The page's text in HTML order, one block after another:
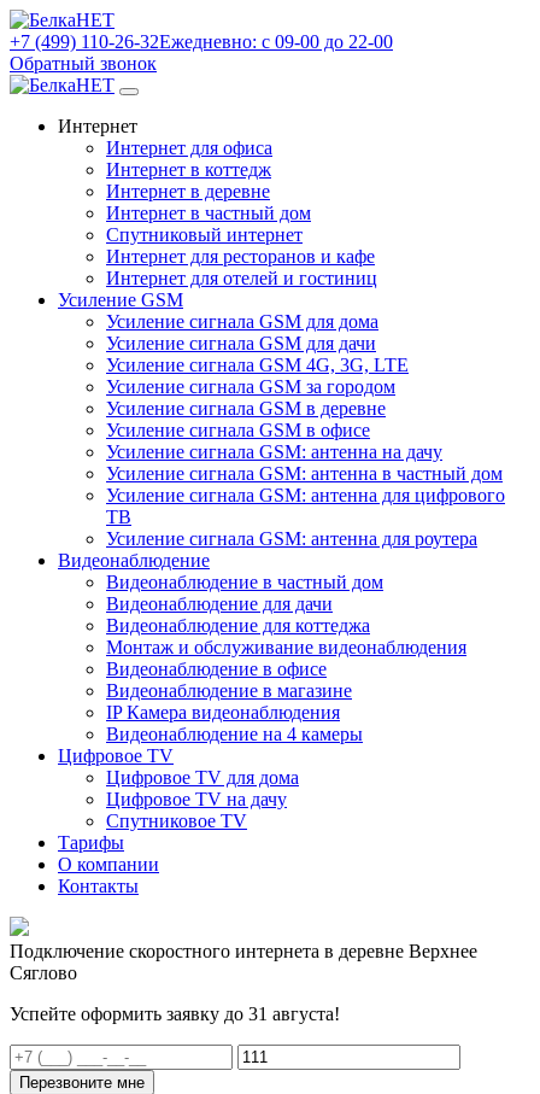
+7 (499) 110-26-32Ежедневно: с 09-00 до 22-00
Обратный звонок
Интернет
Интернет для офиса
Интернет в коттедж
Интернет в деревне
Интернет в частный дом
Спутниковый интернет
Интернет для ресторанов и кафе
Интернет для отелей и гостиниц
Усиление GSM
Усиление сигнала GSM для дома
Усиление сигнала GSM для дачи
Усиление сигнала GSM 4G, 3G, LTE
Усиление сигнала GSM за городом
Усиление сигнала GSM в деревне
Усиление сигнала GSM в офисе
Усиление сигнала GSM: антенна на дачу
Усиление сигнала GSM: антенна в частный дом
Усиление сигнала GSM: антенна для цифрового
ТВ
Усиление сигнала GSM: антенна для роутера
Видеонаблюдение
Видеонаблюдение в частный дом
Видеонаблюдение для дачи
Видеонаблюдение для коттеджа
Монтаж и обслуживание видеонаблюдения
Видеонаблюдение в офисе
Видеонаблюдение в магазине
IP Камера видеонаблюдения
Видеонаблюдение на 4 камеры
Цифровое TV
Цифровое TV для дома
Цифровое TV на дачу
Спутниковое TV
Тарифы
О компании
Контакты
Подключение скоростного интернета в деревне Верхнее
Сяглово
Успейте оформить заявку до 31 августа!
Перезвоните мне